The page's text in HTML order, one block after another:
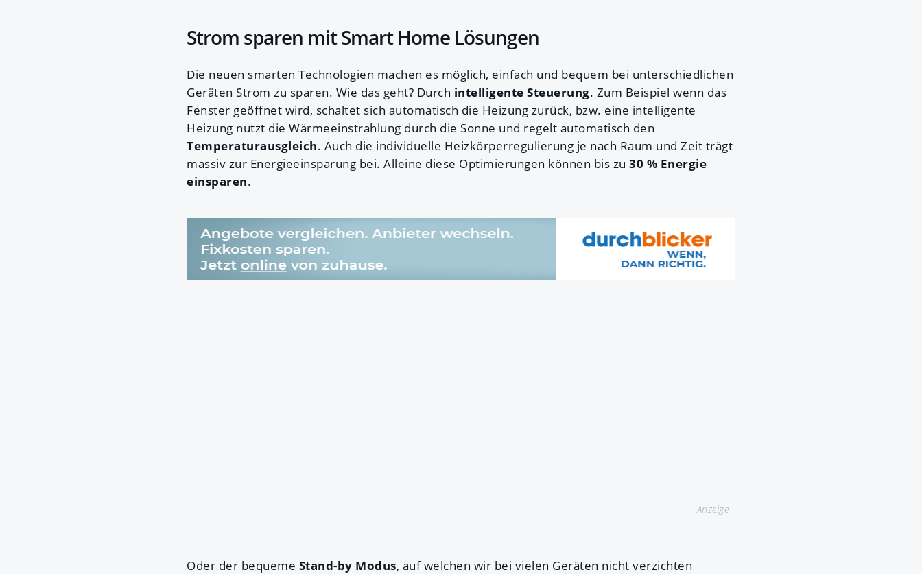
Strom sparen mit Smart Home Lösungen
Die neuen smarten Technologien machen es möglich, einfach und bequem bei unterschiedlichen
Geräten Strom zu sparen. Wie das geht? Durch intelligente Steuerung. Zum Beispiel wenn das
Fenster geöffnet wird, schaltet sich automatisch die Heizung zurück, bzw. eine intelligente
Heizung nutzt die Wärmeeinstrahlung durch die Sonne und regelt automatisch den
Temperaturausgleich. Auch die individuelle Heizkörperregulierung je nach Raum und Zeit trägt
massiv zur Energieeinsparung bei. Alleine diese Optimierungen können bis zu 30 % Energie
einsparen.
Anzeige
Oder der bequeme Stand-by Modus, auf welchen wir bei vielen Geräten nicht verzichten